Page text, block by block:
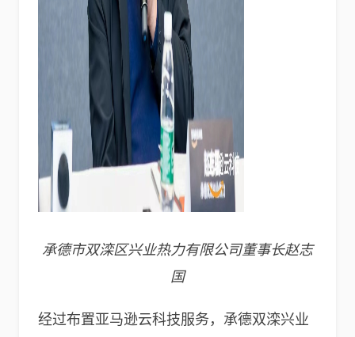
承德市双滦区兴业热力有限公司董事长赵志
国
经过布置亚马逊云科技服务，承德双滦兴业